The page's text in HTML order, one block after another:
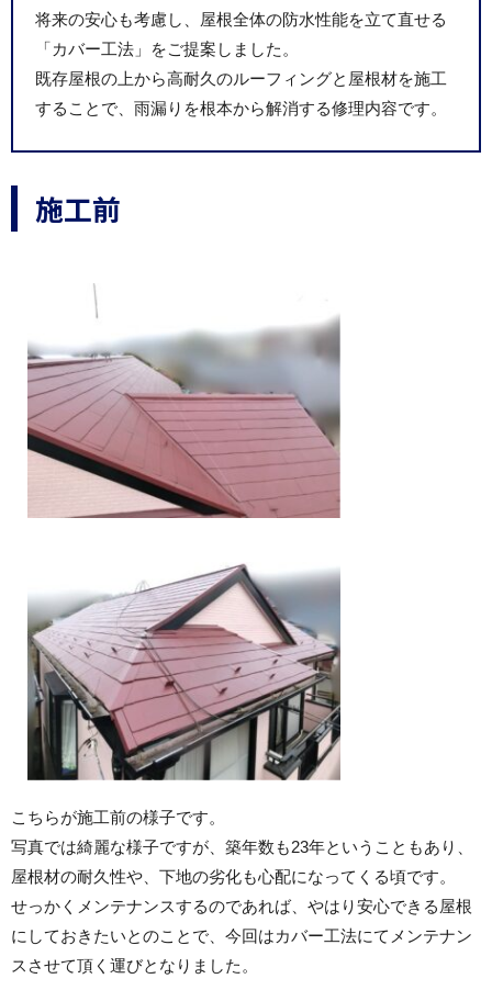
将来の安心も考慮し、屋根全体の防水性能を立て直せる
「カバー工法」をご提案しました。
既存屋根の上から高耐久のルーフィングと屋根材を施工
することで、雨漏りを根本から解消する修理内容です。
施工前
こちらが施工前の様子です。
写真では綺麗な様子ですが、築年数も23年ということもあり、
屋根材の耐久性や、下地の劣化も心配になってくる頃です。
せっかくメンテナンスするのであれば、やはり安心できる屋根
にしておきたいとのことで、今回はカバー工法にてメンテナン
スさせて頂く運びとなりました。